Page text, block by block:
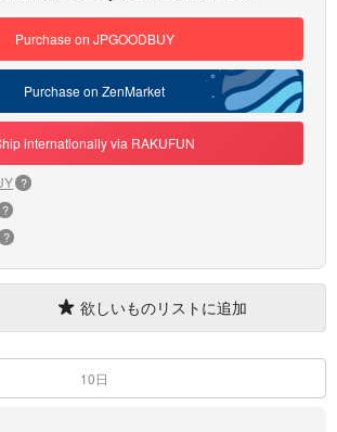
Purchase on JPGOODBUY
Purchase on ZenMarket
internationally via RAKUFUN
?
?
?
欲しいものリストに追加
10日